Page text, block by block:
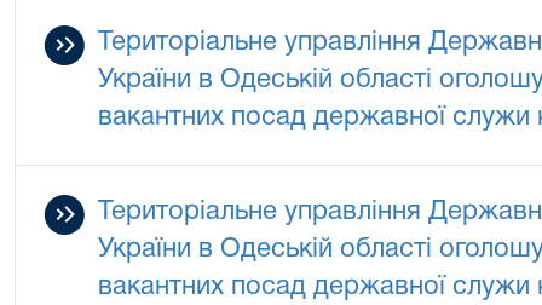
Територіальне управління
України в Одеській області
вакантних посад державної служи
Територіальне управління
України в Одеській області
вакантних посад державної служи